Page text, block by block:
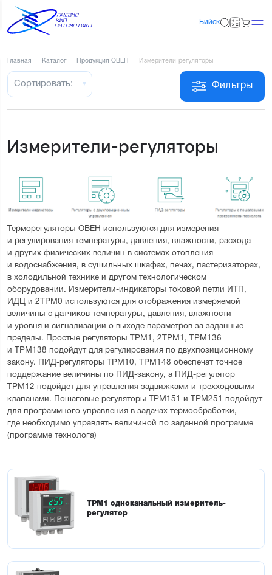
Бийск
Главная — Каталог — Продукция ОВЕН — Измерители-регуляторы
Фильтры
Сортировать:
Измерители-регуляторы
Терморегуляторы ОВЕН используются для измерения
и регулирования температуры, давления, влажности, расхода
и других физических величин в системах отопления
и водоснабжения, в сушильных шкафах, печах, пастеризаторах,
в холодильной технике и другом технологическом
оборудовании. Измерители-индикаторы токовой петли ИТП,
ИДЦ и 2ТРМ0 используются для отображения измеряемой
величины с датчиков температуры, давления, влажности
и уровня и сигнализации о выходе параметров за заданные
пределы. Простые регуляторы ТРМ1, 2ТРМ1, ТРМ136
и ТРМ138 подойдут для регулирования по двухпозиционному
закону. ПИД-регуляторы ТРМ10, ТРМ148 обеспечат точное
поддержание величины по ПИД-закону, а ПИД-регулятор
ТРМ12 подойдет для управления задвижками и трехходовыми
клапанами. Пошаговые регуляторы ТРМ151 и ТРМ251 подойдут
для программного управления в задачах термообработки,
где необходимо управлять величиной по заданной программе
(программе технолога)
ТРМ1 одноканальный измеритель-
регулятор